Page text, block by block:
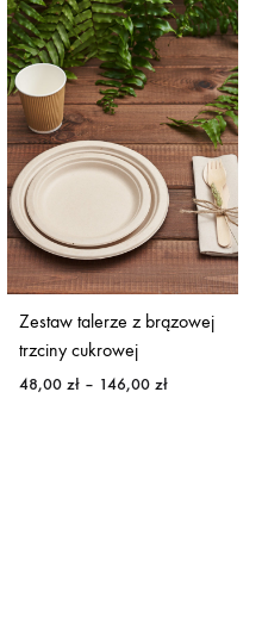
Zestaw talerze z brązowej
trzciny cukrowej
48,00 zł – 146,00 złZakres